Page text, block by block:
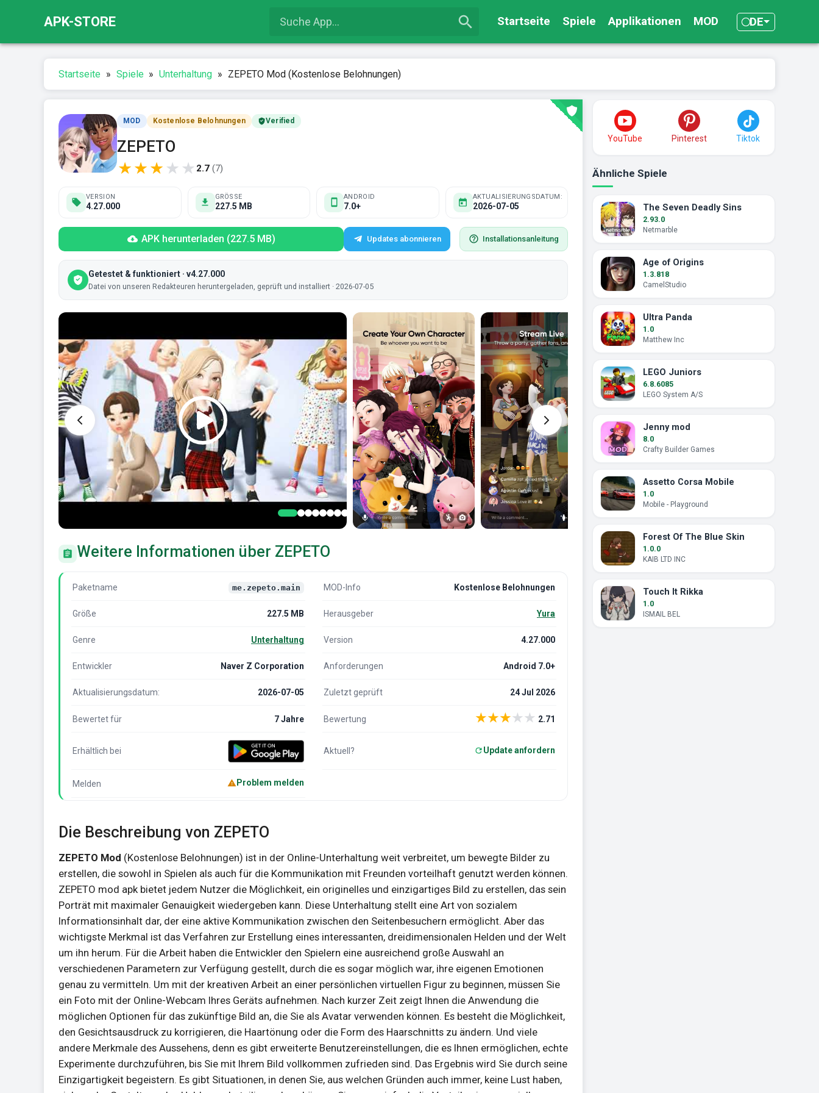
APK-STORE Startseite Spiele Applikationen MOD DE
Startseite » Spiele » Unterhaltung » ZEPETO Mod (Kostenlose Belohnungen)
MOD Kostenlose Belohnungen Verified
ZEPETO
★★★ ★ ★ 2.7 (7)
VERSION
4.27.000
GRÖSSE
227.5 MB
ANDROID
7.0+
AKTUALISIERUNGSDATUM:
2026-07-05
APK herunterladen (227.5 MB) Updates abonnieren Installationsanleitung
Getestet & funktioniert · v4.27.000
Datei von unseren Redakteuren heruntergeladen, geprüft und installiert · 2026-07-05
Weitere Informationen über ZEPETO
Paketname me.zepeto.main MOD-Info Kostenlose Belohnungen
Größe 227.5 MB Herausgeber Yura
Genre Unterhaltung Version 4.27.000
Entwickler Naver Z Corporation Anforderungen Android 7.0+
Aktualisierungsdatum: 2026-07-05 Zuletzt geprüft 24 Jul 2026
Bewertet für 7 Jahre Bewertung ★★★★★ 2.71
Erhältlich bei Aktuell? Update anfordern
Melden Problem melden
Die Beschreibung von ZEPETO
ZEPETO Mod (Kostenlose Belohnungen) ist in der Online-Unterhaltung weit verbreitet, um bewegte Bilder zu
erstellen, die sowohl in Spielen als auch für die Kommunikation mit Freunden vorteilhaft genutzt werden können.
ZEPETO mod apk bietet jedem Nutzer die Möglichkeit, ein originelles und einzigartiges Bild zu erstellen, das sein
Porträt mit maximaler Genauigkeit wiedergeben kann. Diese Unterhaltung stellt eine Art von sozialem
Informationsinhalt dar, der eine aktive Kommunikation zwischen den Seitenbesuchern ermöglicht. Aber das
wichtigste Merkmal ist das Verfahren zur Erstellung eines interessanten, dreidimensionalen Helden und der Welt
um ihn herum. Für die Arbeit haben die Entwickler den Spielern eine ausreichend große Auswahl an
verschiedenen Parametern zur Verfügung gestellt, durch die es sogar möglich war, ihre eigenen Emotionen
genau zu vermitteln. Um mit der kreativen Arbeit an einer persönlichen virtuellen Figur zu beginnen, müssen Sie
ein Foto mit der Online-Webcam Ihres Geräts aufnehmen. Nach kurzer Zeit zeigt Ihnen die Anwendung die
möglichen Optionen für das zukünftige Bild an, die Sie als Avatar verwenden können. Es besteht die Möglichkeit,
den Gesichtsausdruck zu korrigieren, die Haartönung oder die Form des Haarschnitts zu ändern. Und viele
andere Merkmale des Aussehens, denn es gibt erweiterte Benutzereinstellungen, die es Ihnen ermöglichen, echte
Experimente durchzuführen, bis Sie mit Ihrem Bild vollkommen zufrieden sind. Das Ergebnis wird Sie durch seine
Einzigartigkeit begeistern. Es gibt Situationen, in denen Sie, aus welchen Gründen auch immer, keine Lust haben,
YouTube Pinterest Tiktok
Ähnliche Spiele
The Seven Deadly Sins
2.93.0
Netmarble
Age of Origins
1.3.818
CamelStudio
Ultra Panda
1.0
Matthew Inc
LEGO Juniors
6.8.6085
LEGO System A/S
Jenny mod
8.0
Crafty Builder Games
Assetto Corsa Mobile
1.0
Mobile - Playground
Forest Of The Blue Skin
1.0.0
KAIB LTD INC
Touch It Rikka
1.0
ISMAIL BEL